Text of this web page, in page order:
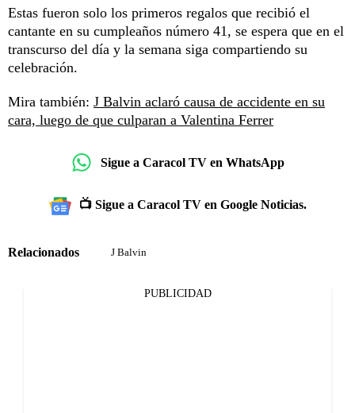
Estas fueron solo los primeros regalos que recibió el
cantante en su cumpleaños número 41, se espera que en el
transcurso del día y la semana siga compartiendo su
celebración.
Mira también: J Balvin aclaró causa de accidente en su
cara, luego de que culparan a Valentina Ferrer
Sigue a Caracol TV en WhatsApp
📺 Sigue a Caracol TV en Google Noticias.
Relacionados J Balvin
PUBLICIDAD